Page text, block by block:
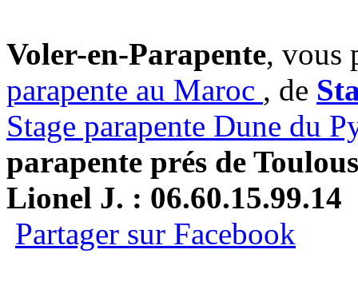
Voler-en-Parapente, vous
parapente au Maroc , de
Stage parapente Dune du
parapente prés de
Lionel J. : 06.60.15.99.14
Partager sur Facebook